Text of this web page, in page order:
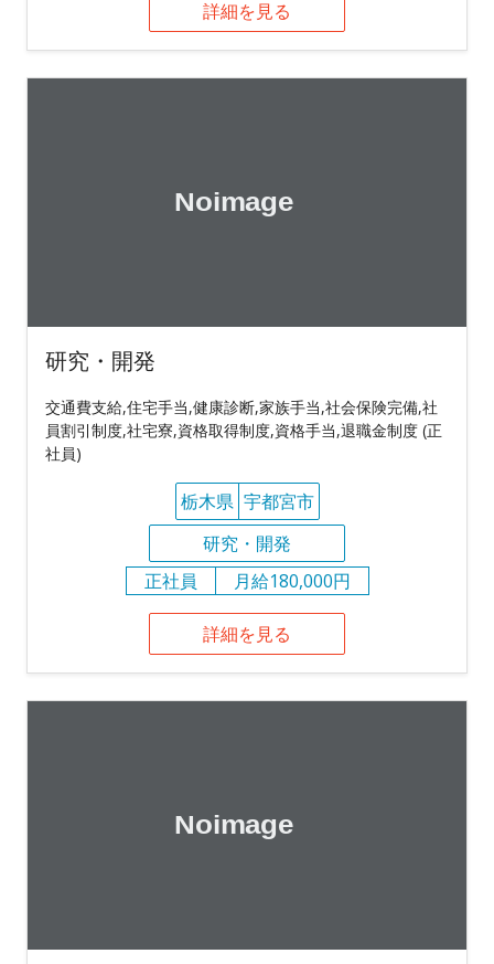
詳細を見る
研究・開発
交通費支給,住宅手当,健康診断,家族手当,社会保険完備,社
員割引制度,社宅寮,資格取得制度,資格手当,退職金制度 (正
社員)
栃木県 宇都宮市
研究・開発
正社員
月給180,000円
詳細を見る